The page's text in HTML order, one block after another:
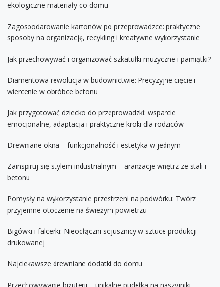
ekologiczne materiały do domu
Zagospodarowanie kartonów po przeprowadzce: praktyczne
sposoby na organizację, recykling i kreatywne wykorzystanie
Jak przechowywać i organizować szkatułki muzyczne i pamiątki?
Diamentowa rewolucja w budownictwie: Precyzyjne cięcie i
wiercenie w obróbce betonu
Jak przygotować dziecko do przeprowadzki: wsparcie
emocjonalne, adaptacja i praktyczne kroki dla rodziców
Drewniane okna – funkcjonalność i estetyka w jednym
Zainspiruj się stylem industrialnym – aranżacje wnętrz ze stali i
betonu
Pomysły na wykorzystanie przestrzeni na podwórku: Twórz
przyjemne otoczenie na świeżym powietrzu
Bigówki i falcerki: Nieodłączni sojusznicy w sztuce produkcji
drukowanej
Najciekawsze drewniane dodatki do domu
Przechowywanie biżuterii – unikalne pudełka na naszyjniki i